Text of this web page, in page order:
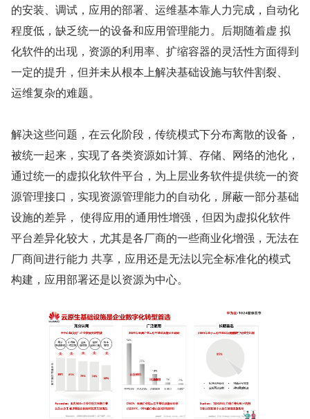
的安装、调试，应用的部署、运维基本靠人力完成，自动化
程度低，缺乏统一的设备和应用管理能力。后期随着虚 拟
化软件的出现，资源的利用率、扩缩容器的灵活性方面得到
一定的提升，但并未从根本上解决基础设施与软件割裂、
运维复杂的难题。
解决这些问题，在云化阶段，传统模式下分布离散的设备，
被统一起来，实现了各类资源如计算、存储、网络的池化，
通过统一的虚拟化软件平台，为上层业务软件提供统一的资
源管理接口，实现资源管理能力的自动化，屏蔽一部分基础
设施的差异， 使得应用的通用性增强，但因为虚拟化软件
平台差异化较大，尤其是各厂商的一些商业化增强，无法在
厂商间进行能力 共享，应用还是无法以完全标准化的模式
构建，应用部署还是以资源为中心。